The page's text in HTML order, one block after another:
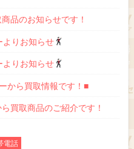
品のお知らせです！
よりお知らせ
よりお知らせ
から買取情報です！■
買取商品のご紹介です！
電話